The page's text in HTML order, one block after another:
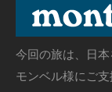
今回の旅は、日本
モンベル様にご